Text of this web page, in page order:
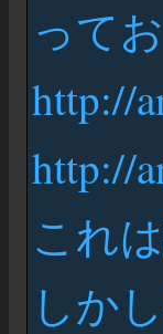
って
http://
http://
これ
しか